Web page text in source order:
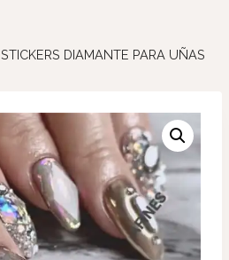
STICKERS DIAMANTE PARA UÑAS